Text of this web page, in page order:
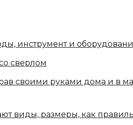
инструмент и
сверлом
своими руками дома и в
виды, размеры, как